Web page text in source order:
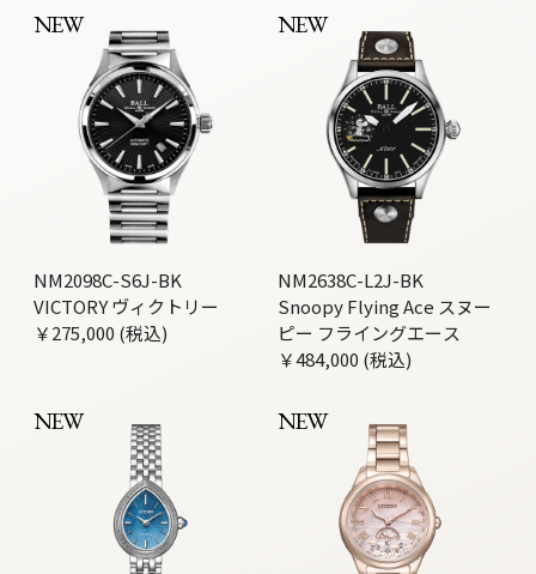
NEW
NM2098C-S6J-BK
VICTORY ヴィクトリー
￥275,000 (税込)
NEW
NM2638C-L2J-BK
Snoopy Flying Ace スヌー
ピー フライングエース
￥484,000 (税込)
NEW NEW